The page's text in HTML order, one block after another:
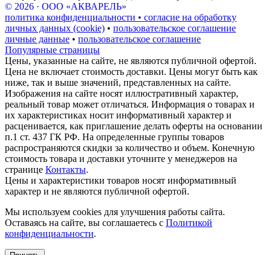
© 2026 · ООО «АКВАРЕЛЬ»
политика конфиденциальности • согласие на обработку
личных данных (cookie) • пользовательское соглашение
личные данные • пользовательское соглашение
Популярные страницы
Цены, указанные на сайте, не являются публичной офертой.
Цена не включает стоимость доставки. Цены могут быть как
ниже, так и выше значений, представленных на сайте.
Изображения на сайте носят иллюстративный характер,
реальный товар может отличаться. Информация о товарах и
их характеристиках носит информативный характер и
расценивается, как приглашение делать оферты на основании
п.1 ст. 437 ГК РФ. На определенные группы товаров
распространяются скидки за количество и объем. Конечную
стоимость товара и доставки уточните у менеджеров на
странице Контакты.
Цены и характеристики товаров носят информативный
характер и не являются публичной офертой.
Мы используем cookies для улучшения работы сайта.
Оставаясь на сайте, вы соглашаетесь с Политикой
конфиденциальности.